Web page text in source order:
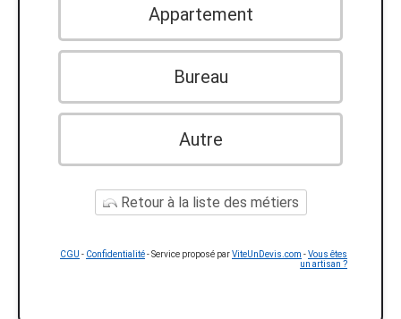
Appartement
Bureau
Autre
Retour à la liste des métiers
CGU - Confidentialité- Service proposé parViteUnDevis.com -Vous êtes
un artisan ?